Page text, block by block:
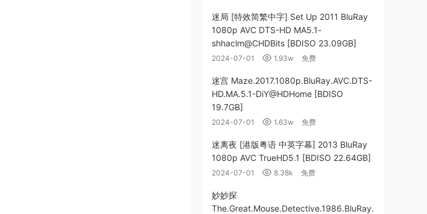
迷局 [特效简繁中字] Set Up 2011 BluRay
1080p AVC DTS-HD MA5.1-
shhaclm@CHDBits [BDISO 23.09GB]
2024-07-01 1.93w 免费
迷宫 Maze.2017.1080p.BluRay.AVC.DTS-
HD.MA.5.1-DiY@HDHome [BDISO
19.7GB]
2024-07-01 1.63w 免费
迷离夜 [港版粤语 中英字幕] 2013 BluRay
1080p AVC TrueHD5.1 [BDISO 22.64GB]
2024-07-01 8.38k 免费
妙妙探
The.Great.Mouse.Detective.1986.BluRay.